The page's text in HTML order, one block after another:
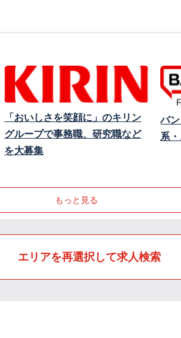
「おいしさを笑顔に」のキリン
グループで事務職、研究職など
を大募集
バ
系
もっと見る
エリアを再選択して求人検索